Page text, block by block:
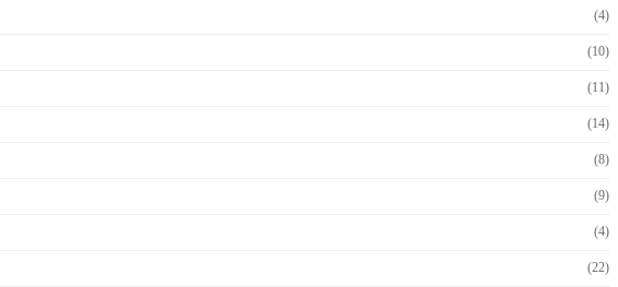
(4)
(10)
(11)
(14)
(8)
(9)
(4)
(22)